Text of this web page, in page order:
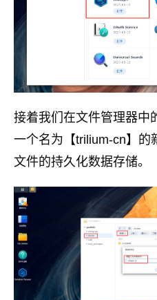
接着我们在文件管理器中
一个名为【trilium-cn】的
文件的持久化数据存储。